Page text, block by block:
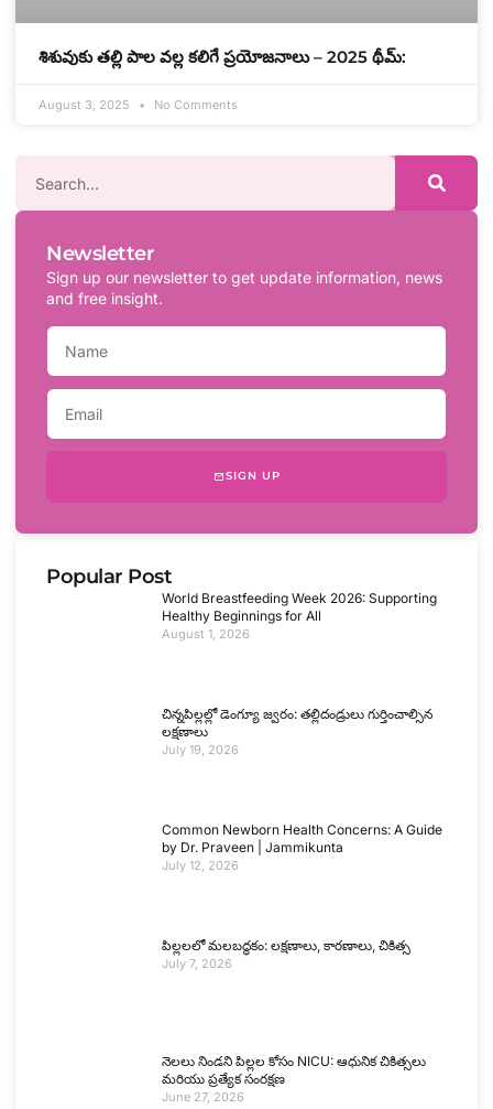
శిశువుకు తల్లి పాల వల్ల కలిగే ప్రయోజనాలు – 2025 థీమ్:
August 3, 2025 No Comments
Newsletter
Sign up our newsletter to get update information, news
and free insight.
SIGN UP
Popular Post
World Breastfeeding Week 2026: Supporting
Healthy Beginnings for All
August 1, 2026
చిన్నపిల్లల్లో డెంగ్యూ జ్వరం: తల్లిదండ్రులు గుర్తించాల్సిన
లక్షణాలు
July 19, 2026
Common Newborn Health Concerns: A Guide
by Dr. Praveen | Jammikunta
July 12, 2026
పిల్లలలో మలబద్ధకం: లక్షణాలు, కారణాలు, చికిత్స
July 7, 2026
నెలలు నిండని పిల్లల కోసం NICU: ఆధునిక చికిత్సలు
మరియు ప్రత్యేక సంరక్షణ
June 27, 2026